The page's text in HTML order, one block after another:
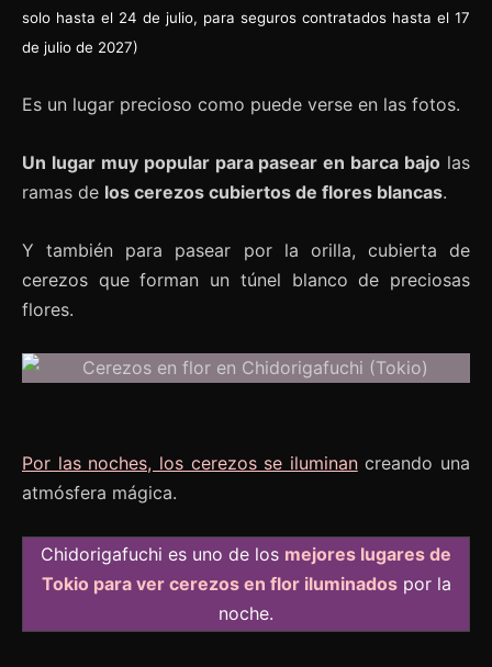
solo hasta el 24 de julio, para seguros contratados hasta el 17
de julio de 2027)
Es un lugar precioso como puede verse en las fotos.
Un lugar muy popular para pasear en barca bajo las
ramas de los cerezos cubiertos de flores blancas.
Y también para pasear por la orilla, cubierta de
cerezos que forman un túnel blanco de preciosas
flores.
Por las noches, los cerezos se iluminancreando una
atmósfera mágica.
Chidorigafuchi es uno de los mejores lugares de
Tokio para ver cerezos en flor iluminadospor la
noche.